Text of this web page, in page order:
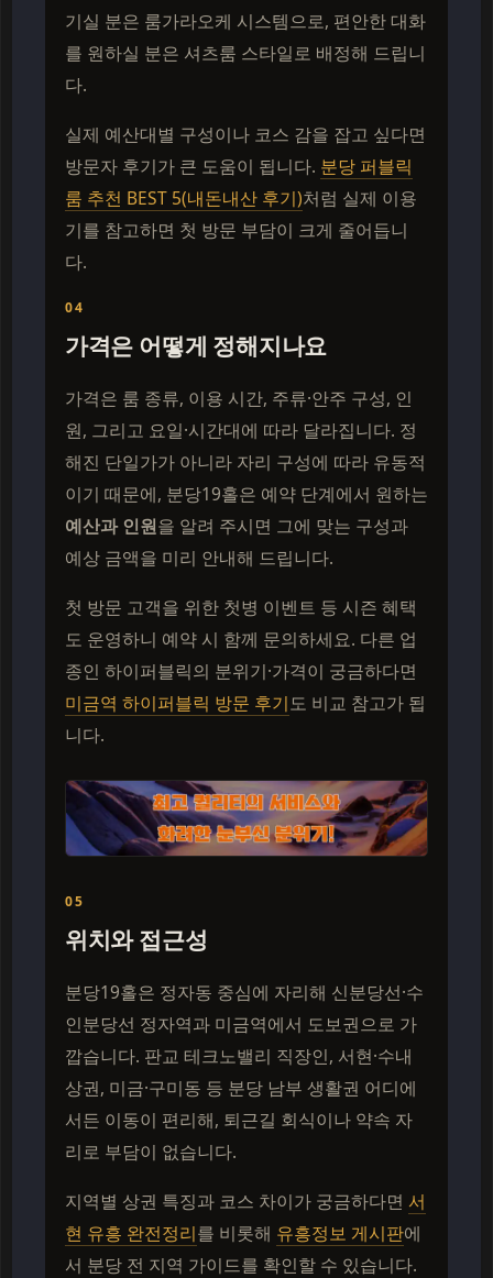
기실 분은 룸가라오케 시스템으로, 편안한 대화
를 원하실 분은 셔츠룸 스타일로 배정해 드립니
다.
실제 예산대별 구성이나 코스 감을 잡고 싶다면
방문자 후기가 큰 도움이 됩니다. 분당 퍼블릭
룸 추천 BEST 5(내돈내산 후기)처럼 실제 이용
기를 참고하면 첫 방문 부담이 크게 줄어듭니
다.
04
가격은 어떻게 정해지나요
가격은 룸 종류, 이용 시간, 주류·안주 구성, 인
원, 그리고 요일·시간대에 따라 달라집니다. 정
해진 단일가가 아니라 자리 구성에 따라 유동적
이기 때문에, 분당19홀은 예약 단계에서 원하는
예산과 인원을 알려 주시면 그에 맞는 구성과
예상 금액을 미리 안내해 드립니다.
첫 방문 고객을 위한 첫병 이벤트 등 시즌 혜택
도 운영하니 예약 시 함께 문의하세요. 다른 업
종인 하이퍼블릭의 분위기·가격이 궁금하다면
미금역 하이퍼블릭 방문 후기도 비교 참고가 됩
니다.
05
위치와 접근성
분당19홀은 정자동 중심에 자리해 신분당선·수
인분당선 정자역과 미금역에서 도보권으로 가
깝습니다. 판교 테크노밸리 직장인, 서현·수내
상권, 미금·구미동 등 분당 남부 생활권 어디에
서든 이동이 편리해, 퇴근길 회식이나 약속 자
리로 부담이 없습니다.
지역별 상권 특징과 코스 차이가 궁금하다면 서
현 유흥 완전정리를 비롯해 유흥정보 게시판에
서 분당 전 지역 가이드를 확인할 수 있습니다.